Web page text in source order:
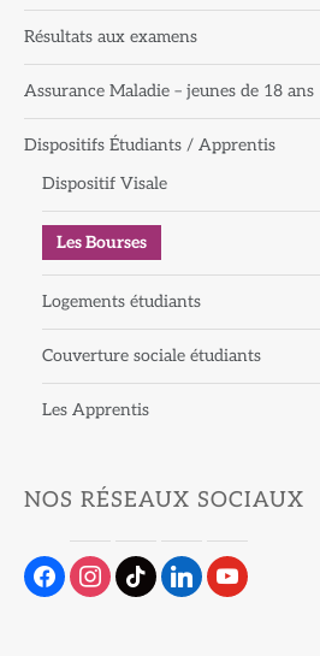
Résultats aux examens
Assurance Maladie – jeunes de 18 ans
Dispositifs Étudiants / Apprentis
Dispositif Visale
Les Bourses
Logements étudiants
Couverture sociale étudiants
Les Apprentis
NOS RÉSEAUX SOCIAUX